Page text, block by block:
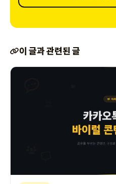
이 글과 관련된 글